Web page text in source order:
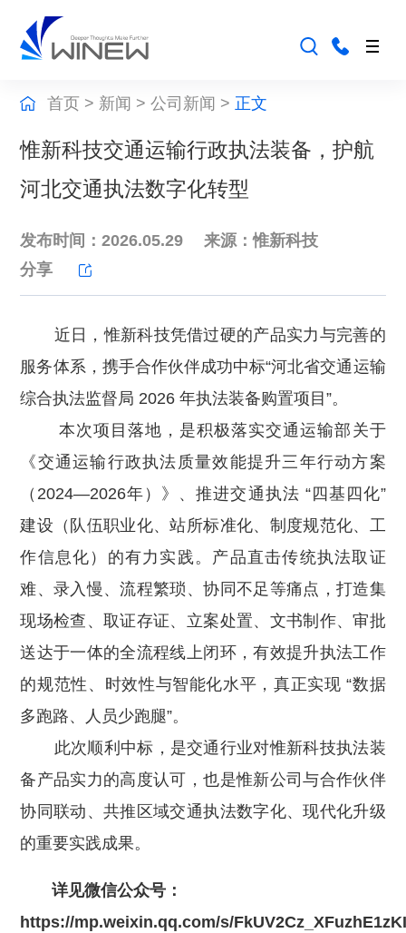
首页 > 新闻 >公司新闻 > 正文
惟新科技交通运输行政执法装备，护航
河北交通执法数字化转型
发布时间：2026.05.29
来源：惟新科技
分享
近日，惟新科技凭借过硬的产品实力与完善的
服务体系，携手合作伙伴成功中标“河北省交通运输
综合执法监督局 2026 年执法装备购置项目”。
本次项目落地，是积极落实交通运输部关于
《交通运输行政执法质量效能提升三年行动方案
（2024—2026年）》、推进交通执法 “四基四化”
建设（队伍职业化、站所标准化、制度规范化、工
作信息化）的有力实践。产品直击传统执法取证
难、录入慢、流程繁琐、协同不足等痛点，打造集
现场检查、取证存证、立案处置、文书制作、审批
送达于一体的全流程线上闭环，有效提升执法工作
的规范性、时效性与智能化水平，真正实现 “数据
多跑路、人员少跑腿”。
此次顺利中标，是交通行业对惟新科技执法装
备产品实力的高度认可，也是惟新公司与合作伙伴
协同联动、共推区域交通执法数字化、现代化升级
的重要实践成果。
详见微信公众号：
https://mp.weixin.qq.com/s/